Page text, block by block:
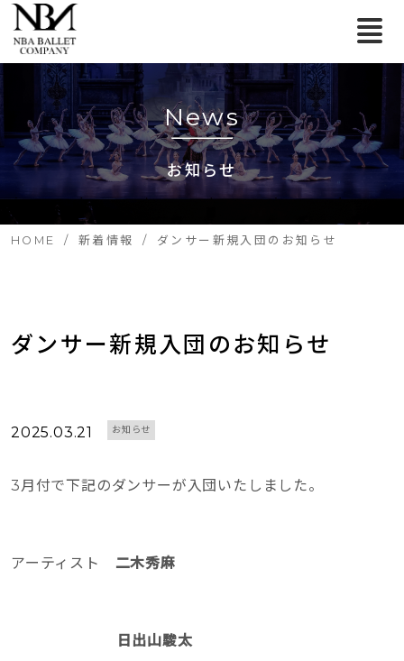
News
お知らせ
HOME 新着情報 ダンサー新規入団のお知らせ
ダンサー新規入団のお知らせ
2025.03.21 お知らせ
3月付で下記のダンサーが入団いたしました。
アーティスト 二木秀麻
日出山駿太